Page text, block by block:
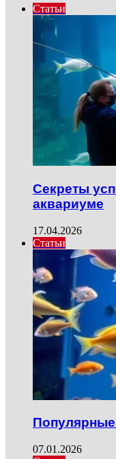
Статьи
Секреты
аквариуме
17.04.2026
Статьи
07.01.2026